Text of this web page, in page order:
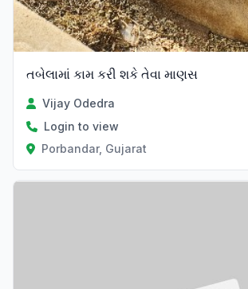
તબેલામાં કામ કરી શકે તેવા માણસ
Vijay Odedra
Login to view
Porbandar, Gujarat